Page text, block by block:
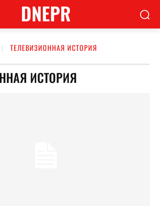
DNEPR
ТЕЛЕВИЗИОННАЯ ИСТОРИЯ
ИСТОРИЯ